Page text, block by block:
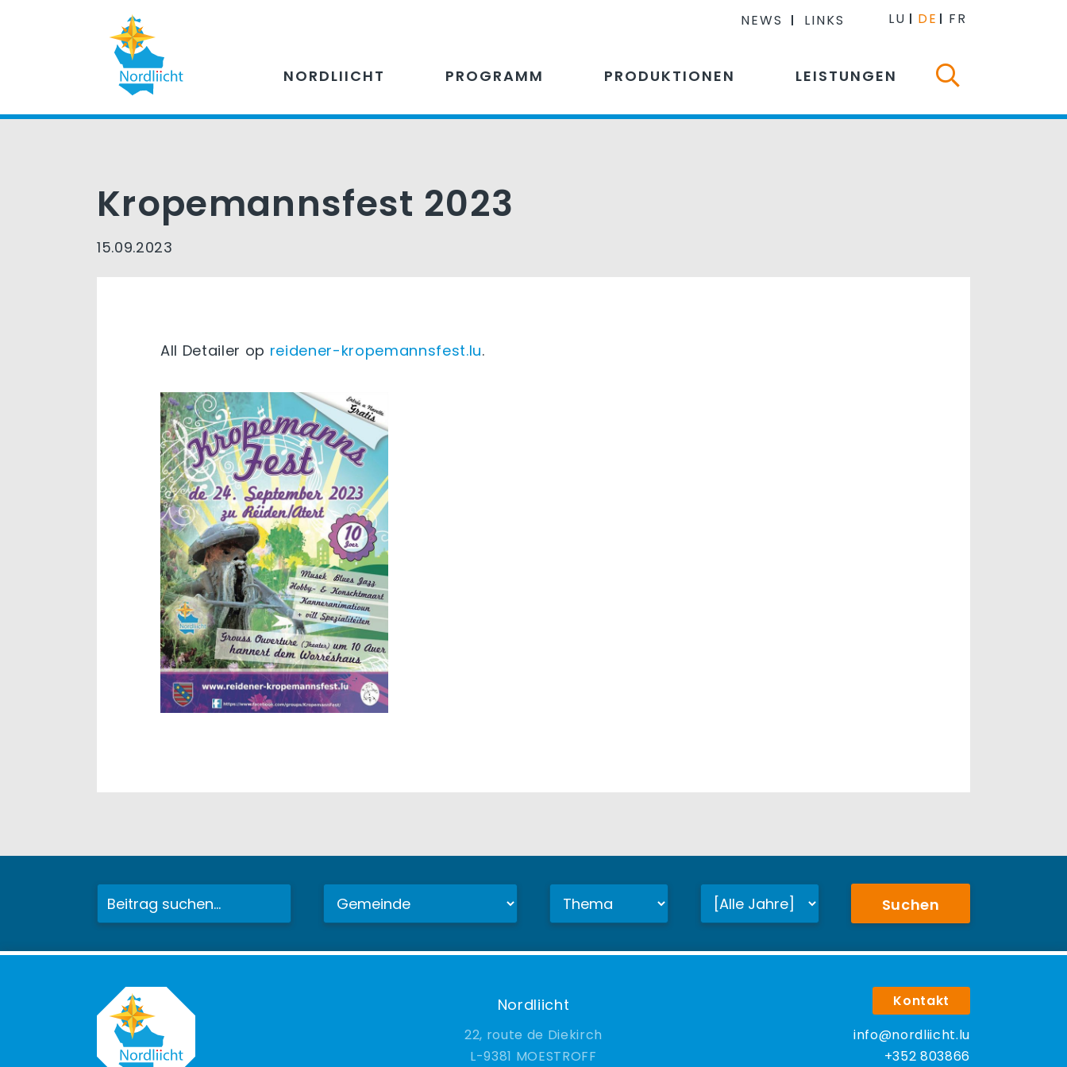
NEWS LINKS LU DE FR
NORDLIICHT PROGRAMM PRODUKTIONEN LEISTUNGEN
Kropemannsfest 2023
15.09.2023
All Detailer op reidener-kropemannsfest.lu.
Suchen
Nordliicht
22, route de Diekirch
9381 MOESTROFF
Kontakt
info@nordliicht.lu
+352 803866